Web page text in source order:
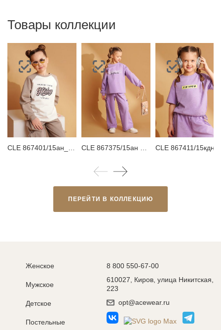
Товары коллекции
ПЕРЕЙТИ В КОЛЛЕКЦИЮ
Женское
Мужское
Детское
Постельные
8 800 550-67-00
610027, Киров, улица Никитская,
223
opt@acewear.ru